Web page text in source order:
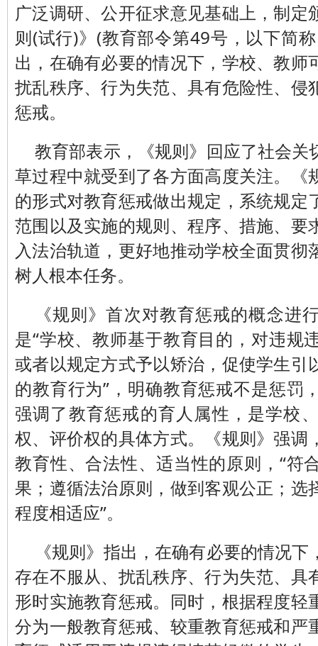
广泛调研、公开征求意见基础上，制定
则(试行)》(教育部令第49号，以下简
出，在确有必要的情况下，学校、教师
扰乱秩序、行为失范、具有危险性、侵
惩戒。
教育部表示，《规则》回应了社会关
草过程中就受到了各方面高度关注。《
的形式对教育惩戒做出规定，系统规定
范围以及实施的规则、程序、措施、要
入法治轨道，更好地推动学校全面贯彻
树人根本任务。
《规则》首次对教育惩戒的概念进
是“学校、教师基于教育目的，对违规
或者以规定方式予以矫治，促使学生引
的教育行为”，明确教育惩戒不是惩罚
强调了教育惩戒的育人属性，是学校
权、评价权的具体方式。《规则》强调
教育性、合法性、适当性的原则，“符
果；遵循法治原则，做到客观公正；选
程度相适应”。
《规则》指出，在确有必要的情况
存在不服从、扰乱秩序、行为失范、具
形时实施教育惩戒。同时，根据程度轻
分为一般教育惩戒、较重教育惩戒和严